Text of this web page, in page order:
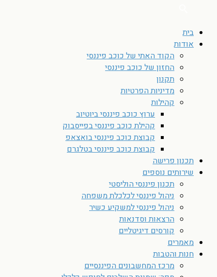
בית
אודות
הקוד האתי של כוכב פיננסי
החזון של כוכב פיננסי
תקנון
מדיניות הפרטיות
קהילות
ערוץ כוכב פיננסי ביוטיוב
קהילת כוכב פיננסי בפייסבוק
קבוצת כוכב פיננסי בואצאפ
קבוצת כוכב פיננסי בטלגרם
תכנון פרישה
שירותים נוספים
תכנון פיננסי הוליסטי
ניהול פיננסי לכלכלת משפחה
ניהול פיננסי למשקיע כשיר
הרצאות וסדנאות
קורסים דיגיטליים
מאמרים
חנות והטבות
מרכז המחשבונים הפיננסיים